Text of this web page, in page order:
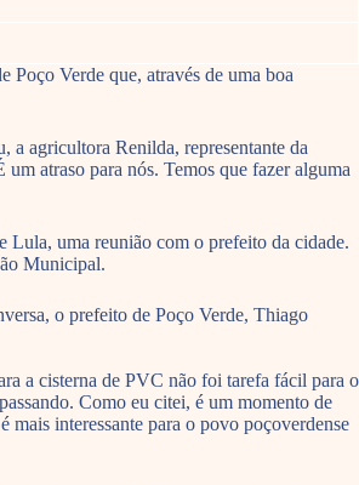
Verde que, através de uma boa
a agricultora Renilda, representante da
atraso para nós. Temos que fazer alguma
Lula, uma reunião com o prefeito da cidade.
Municipal.
o prefeito de Poço Verde, Thiago
a cisterna de PVC não foi tarefa fácil para o
Como eu citei, é um momento de
mais interessante para o povo poçoverdense